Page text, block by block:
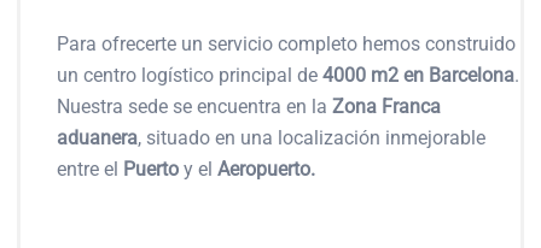
Para ofrecerte un servicio completo hemos construido
un centro logístico principal de 4000 m2 en Barcelona.
Nuestra sede se encuentra en la Zona Franca
aduanera, situado en una localización inmejorable
entre el Puerto y el Aeropuerto.